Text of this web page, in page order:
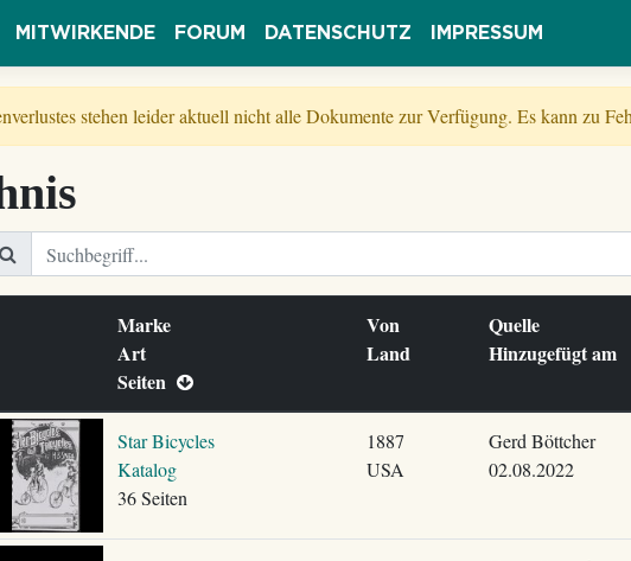
MITWIRKENDE FORUM DATENSCHUTZ IMPRESSUM
stehen leider aktuell nicht alle Dokumente zur Verfügung. Es kann zu
Marke
Art
Seiten
Von
Land
Quelle
Hinzugefügt am
Star Bicycles
Katalog
36 Seiten
1887
USA
Gerd Böttcher
02.08.2022